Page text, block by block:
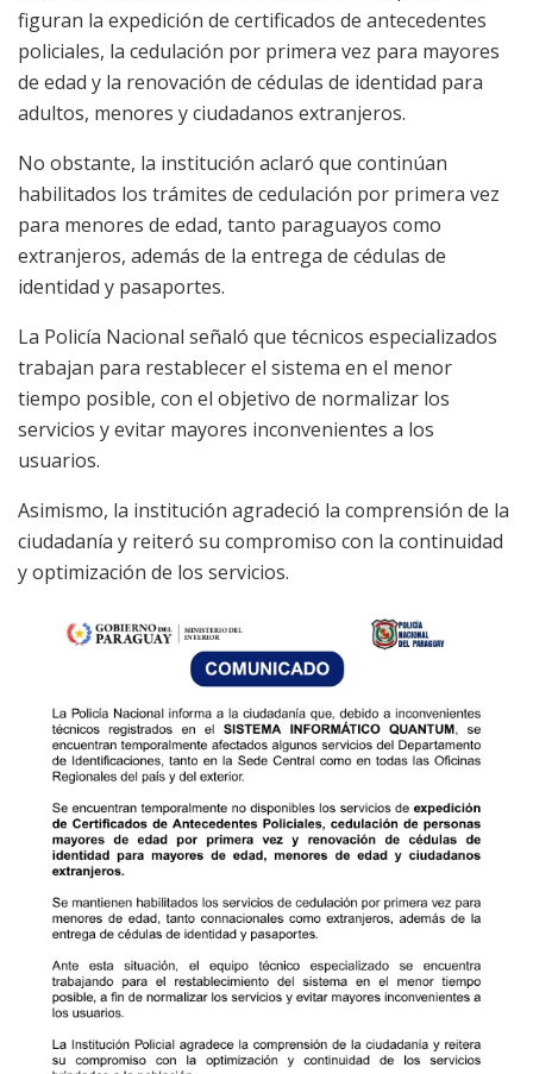
figuran la expedición de certificados de antecedentes
policiales, la cedulación por primera vez para mayores
de edad y la renovación de cédulas de identidad para
adultos, menores y ciudadanos extranjeros.
No obstante, la institución aclaró que continúan
habilitados los trámites de cedulación por primera vez
para menores de edad, tanto paraguayos como
extranjeros, además de la entrega de cédulas de
identidad y pasaportes.
La Policía Nacional señaló que técnicos especializados
trabajan para restablecer el sistema en el menor
tiempo posible, con el objetivo de normalizar los
servicios y evitar mayores inconvenientes a los
usuarios.
Asimismo, la institución agradeció la comprensión de la
ciudadanía y reiteró su compromiso con la continuidad
y optimización de los servicios.